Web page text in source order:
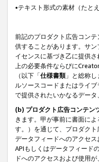
•テキスト形式の素材（たと
前記のプロダクト広告コン
供することがあります。サ
イセンスに基づき乙に提供
上の必要条件ならびに
（以下「仕様書類」と総称し
ルソースコードまたはライ
で提供されたいかなるデー
(b) プロダクト広告コンテン
きます。甲が事前に書面に
す。）を通じて、プロダク
データフィードへのアクセ
APIもしくはデータフィード
ドへのアクセスおよび使用